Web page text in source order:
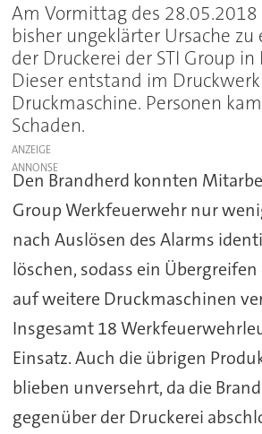
Am Vormittag des 28.05.2018
bisher ungeklärter Ursache
der Druckerei der STI Group in
Dieser entstand im
Druckmaschine. Personen
Schaden.
ANZEIGE
Den Brandherd konnten
Group Werkfeuerwehr nur
nach Auslösen des Alarms
löschen, sodass ein
auf weitere Druckmaschinen
Insgesamt 18
Einsatz. Auch die übrigen
blieben unversehrt, da die
gegenüber der Druckerei